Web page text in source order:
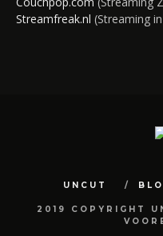
Streamfreak.nl (Streaming
UNCUT
2019 COPYRIGHT